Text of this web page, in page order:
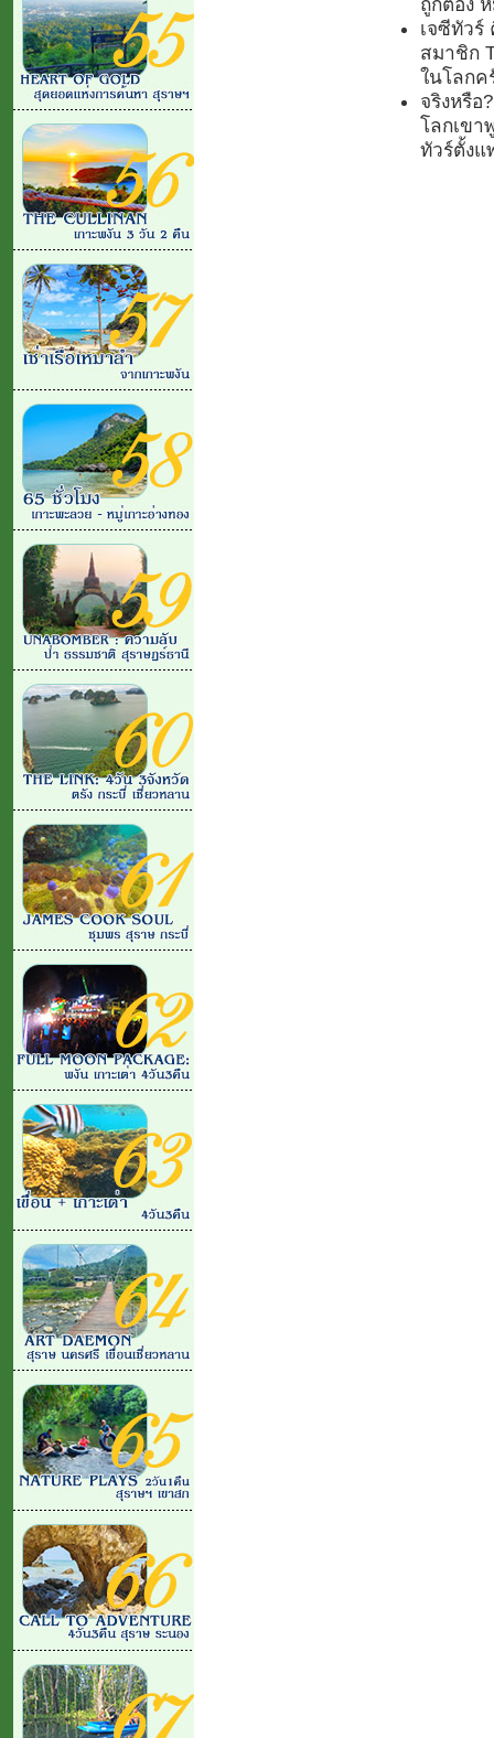
ถูกต้อง
เจซีทัวร์
สมาชิก
ในโลกค
จริงหรือ
โลกเขา
ทัวร์ตั้งแ